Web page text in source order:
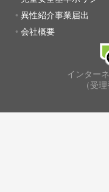
異性紹介事業届出
会社概要
インター
（受